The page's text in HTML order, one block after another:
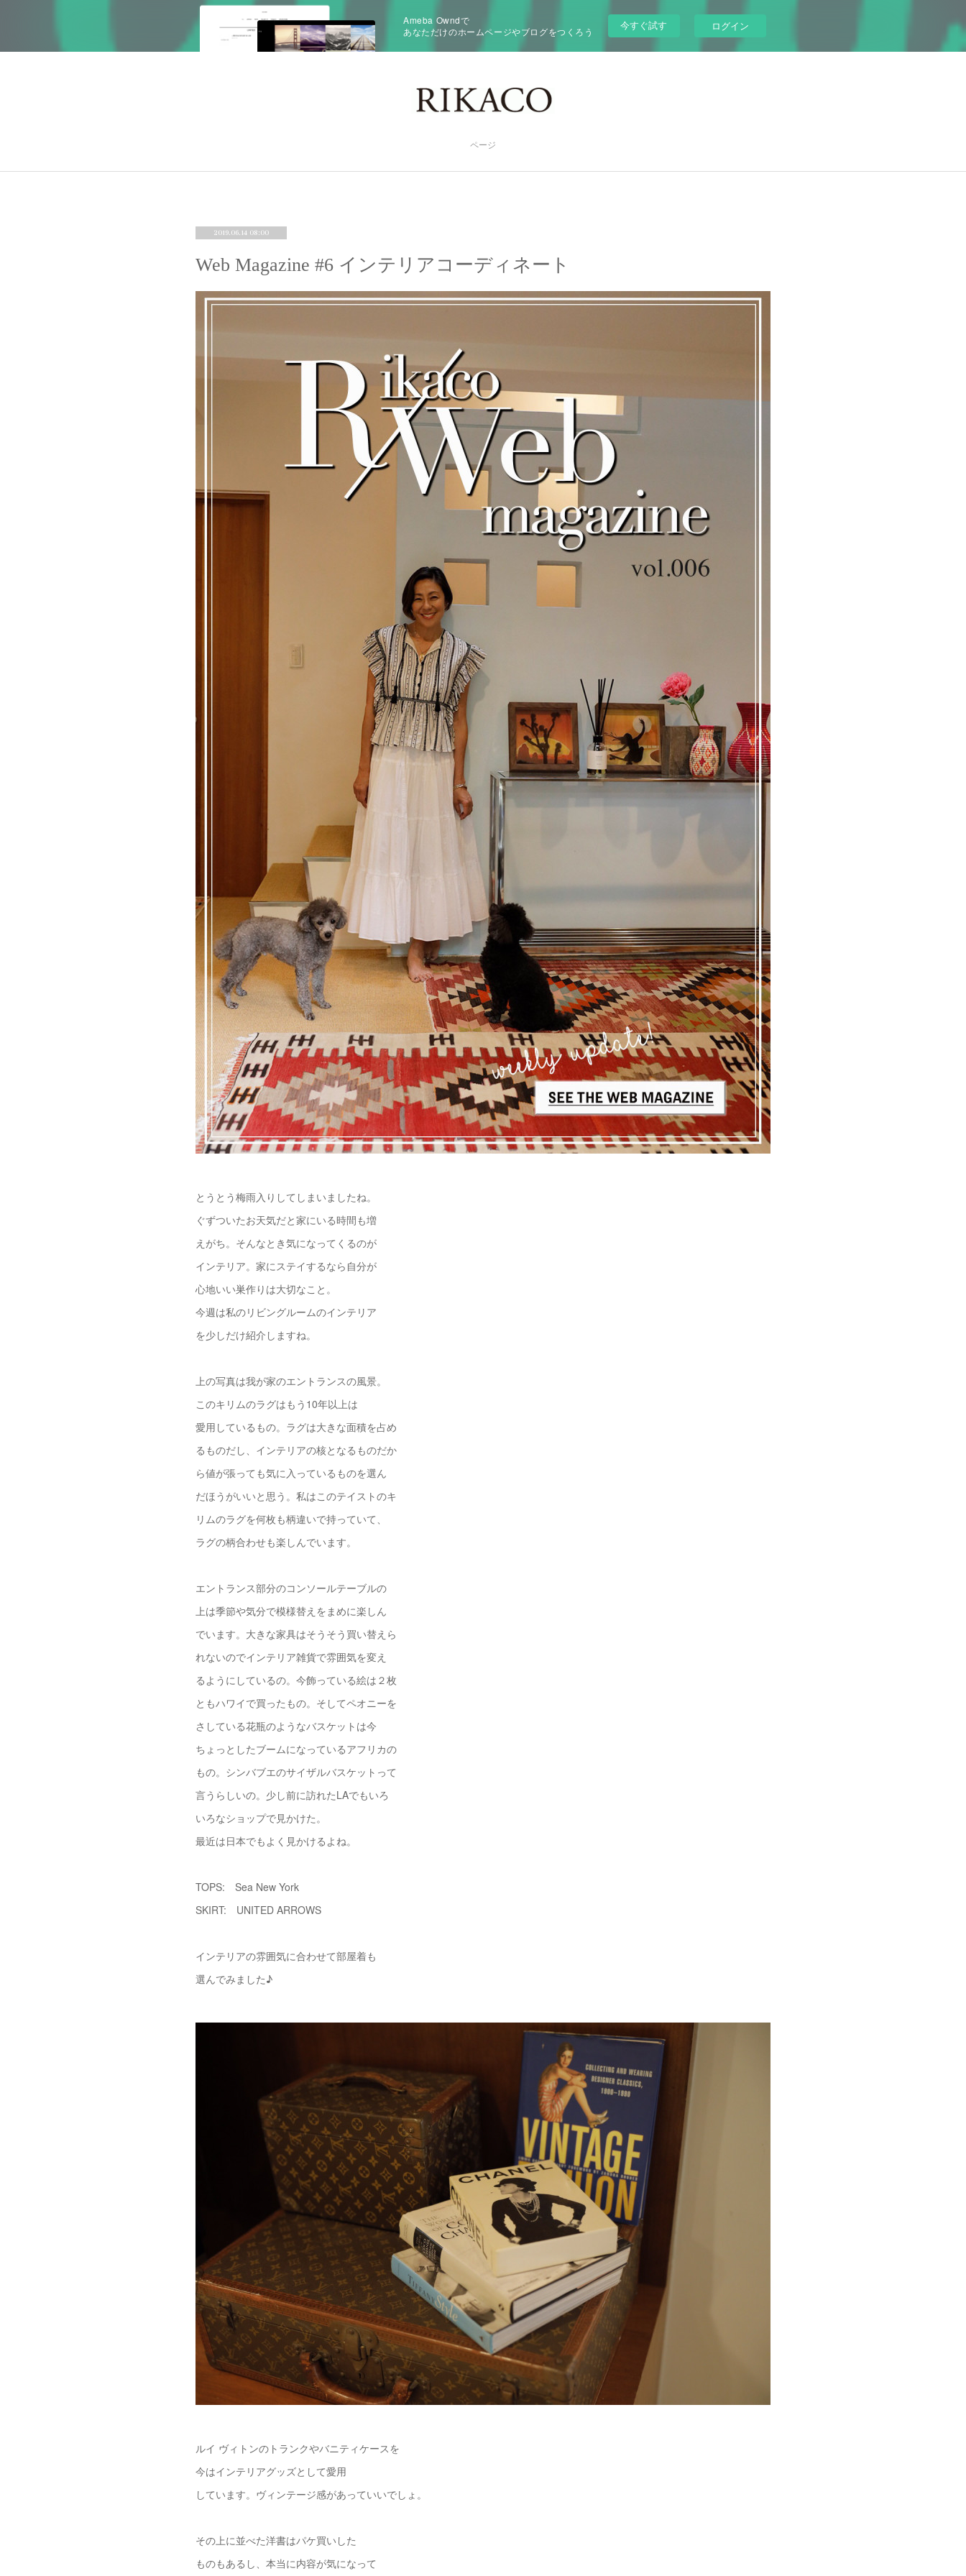
Ameba Owndで
あなただけのホームページやブログをつくろう
今すぐ試す ログイン
ページ
2019.06.14 08:00
Web Magazine #6 インテリアコーディネート
とうとう梅雨入りしてしまいましたね。
ぐずついたお天気だと家にいる時間も増
えがち。そんなとき気になってくるのが
インテリア。家にステイするなら自分が
心地いい巣作りは大切なこと。
今週は私のリビングルームのインテリア
を少しだけ紹介しますね。
上の写真は我が家のエントランスの風景。
このキリムのラグはもう10年以上は
愛用しているもの。ラグは大きな面積を占め
るものだし、インテリアの核となるものだか
ら値が張っても気に入っているものを選ん
だほうがいいと思う。私はこのテイストのキ
リムのラグを何枚も柄違いで持っていて、
ラグの柄合わせも楽しんでいます。
エントランス部分のコンソールテーブルの
上は季節や気分で模様替えをまめに楽しん
でいます。大きな家具はそうそう買い替えら
れないのでインテリア雑貨で雰囲気を変え
るようにしているの。今飾っている絵は２枚
ともハワイで買ったもの。そしてペオニーを
さしている花瓶のようなバスケットは今
ちょっとしたブームになっているアフリカの
もの。シンバブエのサイザルバスケットって
言うらしいの。少し前に訪れたLAでもいろ
いろなショップで見かけた。
最近は日本でもよく見かけるよね。
TOPS: Sea New York
SKIRT: UNITED ARROWS
インテリアの雰囲気に合わせて部屋着も
選んでみました♪
ルイ ヴィトンのトランクやバニティケースを
今はインテリアグッズとして愛用
しています。ヴィンテージ感があっていいでしょ。
その上に並べた洋書はパケ買いした
ものもあるし、本当に内容が気になって